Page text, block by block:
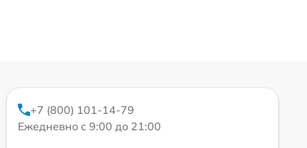
+7 (800) 101-14-79
Ежедневно с 9:00 до 21:00